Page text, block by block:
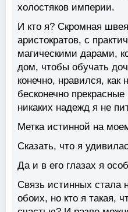
холостяков империи.
И кто я? Скромная
аристократов, с
магическими дарами,
дом, чтобы обучать
конечно, нравился, как
бесконечно
никаких надежд я не
Метка истинной на
Сказать, что я
Да и в его глазах я
Связь истинных стала
обоих, но кто я такая,